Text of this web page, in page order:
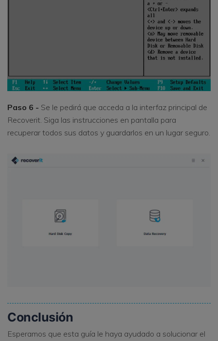
Paso 6 - Se le pedirá que acceda a la interfaz principal de
Recoverit. Siga las instrucciones en pantalla para
recuperar todos sus datos y guardarlos en un lugar seguro.
Conclusión
Esperamos que esta guía le haya ayudado a solucionar el